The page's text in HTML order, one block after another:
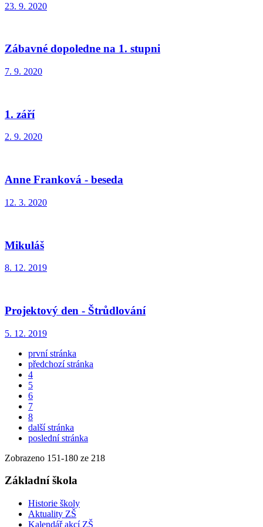
23. 9. 2020
Zábavné dopoledne na 1. stupni
7. 9. 2020
1. září
2. 9. 2020
Anne Franková - beseda
12. 3. 2020
Mikuláš
8. 12. 2019
Projektový den - Štrůdlování
5. 12. 2019
první stránka
předchozí stránka
4
5
6
7
8
další stránka
poslední stránka
Zobrazeno 151-180 ze 218
Základní škola
Historie školy
Aktuality ZŠ
Kalendář akcí ZŠ